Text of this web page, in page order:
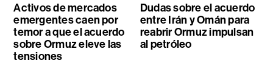
Activos de mercados
emergentes caen por
temor a que el acuerdo
sobre Ormuz eleve las
tensiones
Dudas sobre el acuerdo
entre Irán y Omán para
reabrir Ormuz impulsan
al petróleo